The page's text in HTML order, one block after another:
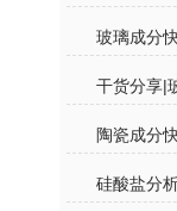
玻璃成分
干货分享|
陶瓷成分